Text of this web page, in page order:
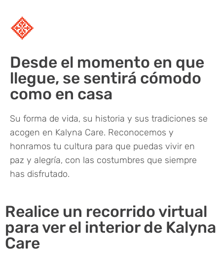
Desde el momento en que
llegue, se sentirá cómodo
como en casa
Su forma de vida, su historia y sus tradiciones se
acogen en Kalyna Care. Reconocemos y
honramos tu cultura para que puedas vivir en
paz y alegría, con las costumbres que siempre
has disfrutado.
Realice un recorrido virtual
para ver el interior de Kalyna
Care